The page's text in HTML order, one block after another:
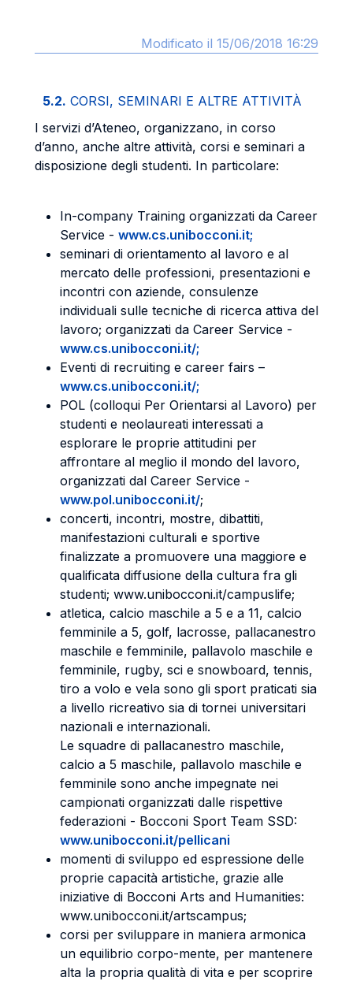
Modificato il 15/06/2018 16:29
5.2. CORSI, SEMINARI E ALTRE ATTIVITÀ
I servizi d’Ateneo, organizzano, in corso
d’anno, anche altre attività, corsi e seminari a
disposizione degli studenti. In particolare:
In-company Training organizzati da Career
Service - www.cs.unibocconi.it;
seminari di orientamento al lavoro e al
mercato delle professioni, presentazioni e
incontri con aziende, consulenze
individuali sulle tecniche di ricerca attiva del
lavoro; organizzati da Career Service -
www.cs.unibocconi.it/;
Eventi di recruiting e career fairs –
www.cs.unibocconi.it/;
POL (colloqui Per Orientarsi al Lavoro) per
studenti e neolaureati interessati a
esplorare le proprie attitudini per
affrontare al meglio il mondo del lavoro,
organizzati dal Career Service -
www.pol.unibocconi.it/;
concerti, incontri, mostre, dibattiti,
manifestazioni culturali e sportive
finalizzate a promuovere una maggiore e
qualificata diffusione della cultura fra gli
studenti; www.unibocconi.it/campuslife;
atletica, calcio maschile a 5 e a 11, calcio
femminile a 5, golf, lacrosse, pallacanestro
maschile e femminile, pallavolo maschile e
femminile, rugby, sci e snowboard, tennis,
tiro a volo e vela sono gli sport praticati sia
a livello ricreativo sia di tornei universitari
nazionali e internazionali.
Le squadre di pallacanestro maschile,
calcio a 5 maschile, pallavolo maschile e
femminile sono anche impegnate nei
campionati organizzati dalle rispettive
federazioni - Bocconi Sport Team SSD:
www.unibocconi.it/pellicani
momenti di sviluppo ed espressione delle
proprie capacità artistiche, grazie alle
iniziative di Bocconi Arts and Humanities:
www.unibocconi.it/artscampus;
corsi per sviluppare in maniera armonica
un equilibrio corpo-mente, per mantenere
alta la propria qualità di vita e per scoprire